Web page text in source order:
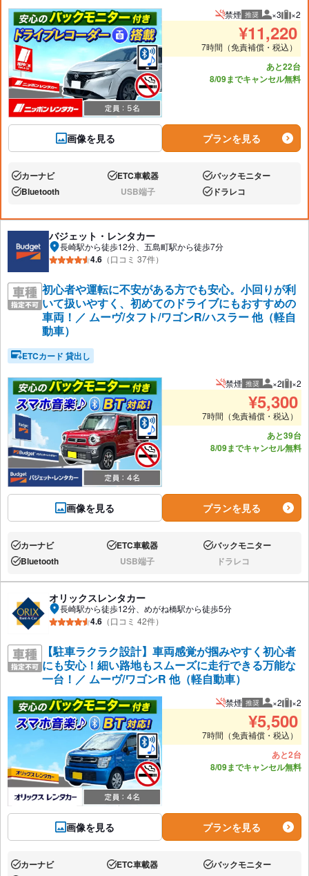
画像を見る
禁煙 推奨 推奨人数
×3 推奨
×2
¥11,220
7時間（免責補償・税込）
あと22台
8/09までキャンセル無料
プランを見る
あり:カーナビ あり:ETC車載器 あり:バックモニター
あり:Bluetooth なし:USB端子 あり:ドラレコ
バジェット・レンタカー
長崎駅から徒歩12分、五島町駅から徒歩7分
4.6 （口コミ 37件）
初心者や運転に不安がある方でも安心。小回りが利
いて扱いやすく、初めてのドライブにもおすすめの
車両！／ ムーヴ/タフト/ワゴンR/ハスラー 他（軽自
動車）
ETCカード 貸出し
画像を見る
禁煙 推奨 推奨人数
×2 推
×2
¥5,300
7時間（免責補償・税込）
あと39台
8/09までキャンセル無料
プランを見る
あり:カーナビ あり:ETC車載器 あり:バックモニター
あり:Bluetooth なし:USB端子 なし:ドラレコ
オリックスレンタカー
長崎駅から徒歩12分、めがね橋駅から徒歩5分
4.6 （口コミ 42件）
【駐車ラクラク設計】車両感覚が掴みやすく初心者
にも安心！細い路地もスムーズに走行できる万能な
一台！／ ムーヴ/ワゴンR 他（軽自動車）
画像を見る
禁煙 推奨 推奨人数
×2 推
×2
¥5,500
7時間（免責補償・税込）
あと2台
8/09までキャンセル無料
プランを見る
あり:カーナビ あり:ETC車載器 あり:バックモニター